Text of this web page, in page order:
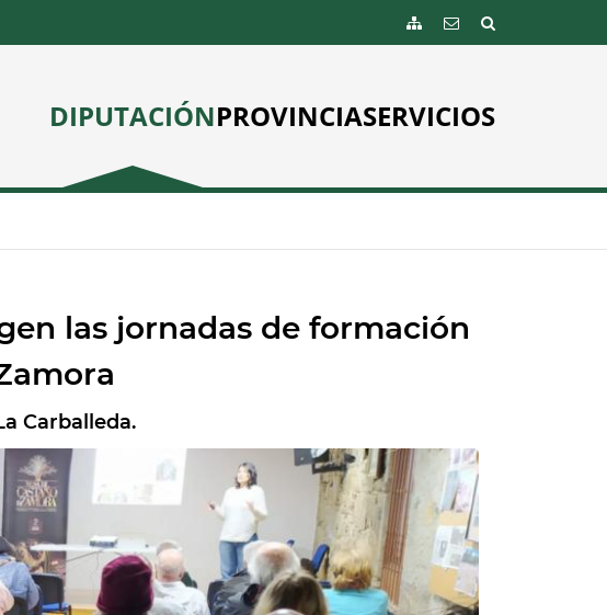
DIPUTACIÓNPROVINCIASERVICIOS
las jornadas de formación
Carballeda.